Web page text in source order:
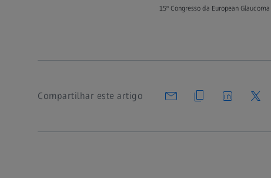
15º Congresso da European
Compartilhar este artigo